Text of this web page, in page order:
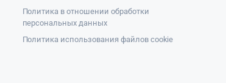
Политика в отношении обработки
персональных данных
Политика использования файлов cookie